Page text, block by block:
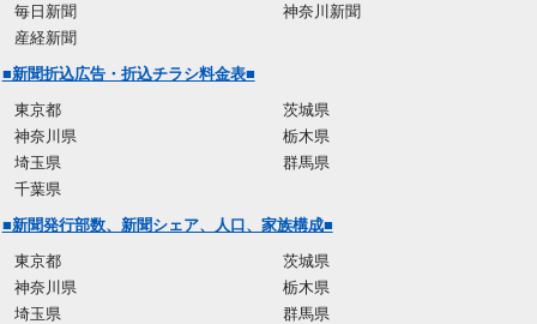
毎日新聞
産経新聞
神奈川新聞
■新聞折込広告・折込チラシ料金表■
東京都
神奈川県
埼玉県
千葉県
茨城県
栃木県
群馬県
■新聞発行部数、新聞シェア、人口、家族構成■
東京都
神奈川県
埼玉県
茨城県
栃木県
群馬県